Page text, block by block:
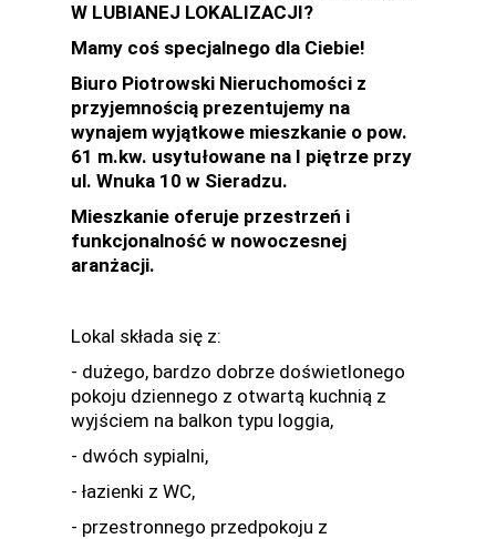
W LUBIANEJ LOKALIZACJI?
Mamy coś specjalnego dla Ciebie!
Biuro Piotrowski Nieruchomości z
przyjemnością prezentujemy na
wynajem wyjątkowe mieszkanie o pow.
61 m.kw. usytułowane na I piętrze przy
ul. Wnuka 10 w Sieradzu.
Mieszkanie oferuje przestrzeń i
funkcjonalność w nowoczesnej
aranżacji.
Lokal składa się z:
- dużego, bardzo dobrze doświetlonego
pokoju dziennego z otwartą kuchnią z
wyjściem na balkon typu loggia,
- dwóch sypialni,
- łazienki z WC,
- przestronnego przedpokoju z